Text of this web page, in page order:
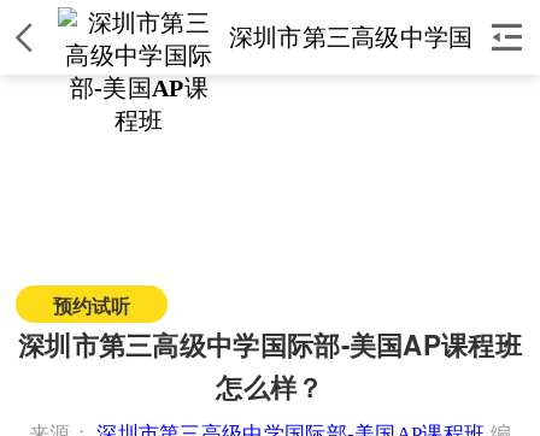
深圳市第三高级中学国
 
深圳市第三高级中学国际部-美
预约试听
深圳市第三高级中学国际部-美国AP课程班
怎么样？